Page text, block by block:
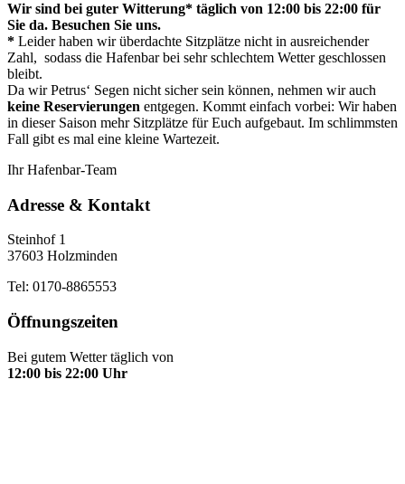
Wir sind bei guter Witterung* täglich von 12:00 bis 22:00 für
Sie da. Besuchen Sie uns.
* Leider haben wir überdachte Sitzplätze nicht in ausreichender
Zahl, sodass die Hafenbar bei sehr schlechtem Wetter geschlossen
bleibt.
Da wir Petrus‘ Segen nicht sicher sein können, nehmen wir auch
keine Reservierungen entgegen. Kommt einfach vorbei: Wir haben
in dieser Saison mehr Sitzplätze für Euch aufgebaut. Im schlimmsten
Fall gibt es mal eine kleine Wartezeit.
Ihr Hafenbar-Team
Adresse & Kontakt
Steinhof 1
37603 Holzminden
Tel: 0170-8865553
Öffnungszeiten
Bei gutem Wetter täglich von
12:00 bis 22:00 Uhr